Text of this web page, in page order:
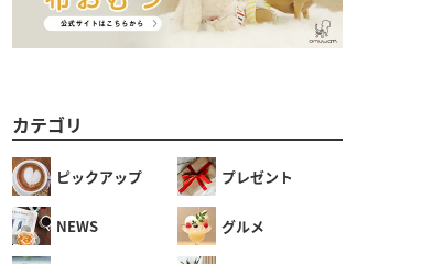
カテゴリ
ピックアップ プレゼント
NEWS グルメ